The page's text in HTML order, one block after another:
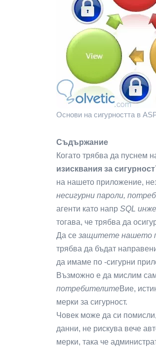
Основи на сигурността в
Съдържание
Когато трябва да пуснем
изисквания за сигурност
на нашето приложение,
несигурни пароли,
агенти като напр SQL
тогава, че трябва да
Да се защитете нашето
трябва да бъдат
да имаме по -сигурни
Възможно е да мислим
потребителитеВие,
мерки за сигурност.
Човек може да си
данни, не рискува вече
мерки, така че